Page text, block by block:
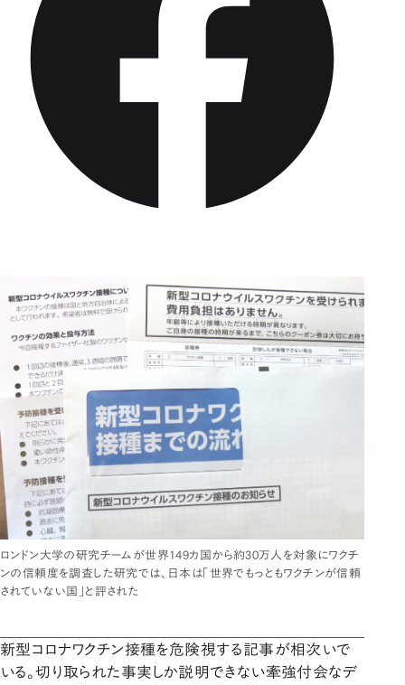
ロンドン大学の研究チームが世界149カ国から約30万人を対象にワクチ
ンの信頼度を調査した研究では、日本は「世界でもっともワクチンが信頼
されていない国」と評された
新型コロナワクチン接種を危険視する記事が相次いで
いる。切り取られた事実しか説明できない牽強付会なデ